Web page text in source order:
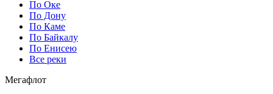
По Оке
По Дону
По Каме
По Байкалу
По Енисею
Все реки
Мегафлот